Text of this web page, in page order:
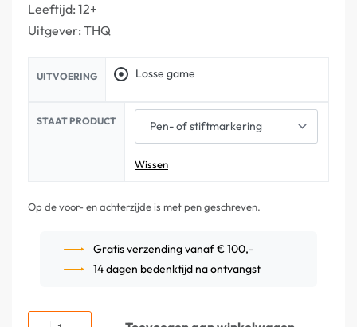
Leeftijd: 12+
Uitgever: THQ
UITVOERING Losse game
STAAT PRODUCT
Wissen
Op de voor- en achterzijde is met pen geschreven.
Gratis verzending vanaf € 100,-
14 dagen bedenktijd na ontvangst